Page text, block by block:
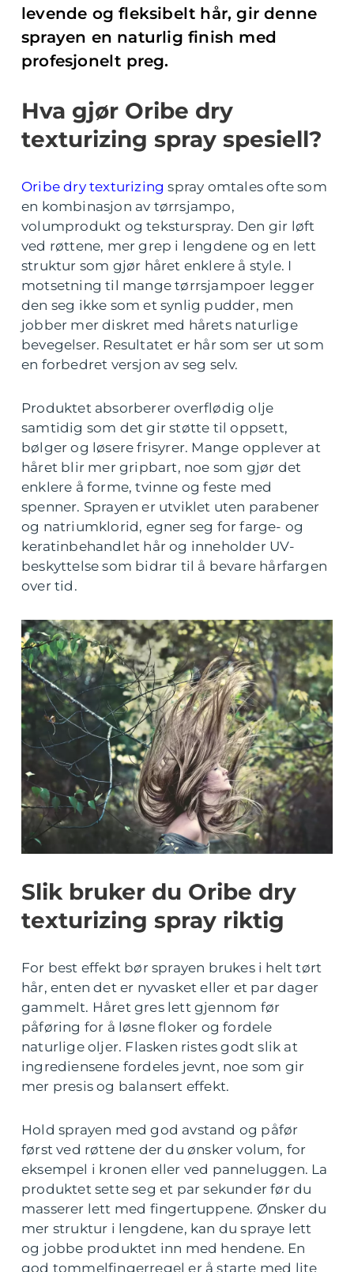
levende og fleksibelt hår, gir denne
sprayen en naturlig finish med
profesjonelt preg.
Hva gjør Oribe dry
texturizing spray spesiell?
Oribe dry texturizing spray omtales ofte som
en kombinasjon av tørrsjampo,
volumprodukt og teksturspray. Den gir løft
ved røttene, mer grep i lengdene og en lett
struktur som gjør håret enklere å style. I
motsetning til mange tørrsjampoer legger
den seg ikke som et synlig pudder, men
jobber mer diskret med hårets naturlige
bevegelser. Resultatet er hår som ser ut som
en forbedret versjon av seg selv.
Produktet absorberer overflødig olje
samtidig som det gir støtte til oppsett,
bølger og løsere frisyrer. Mange opplever at
håret blir mer gripbart, noe som gjør det
enklere å forme, tvinne og feste med
spenner. Sprayen er utviklet uten parabener
og natriumklorid, egner seg for farge- og
keratinbehandlet hår og inneholder UV-
beskyttelse som bidrar til å bevare hårfargen
over tid.
Slik bruker du Oribe dry
texturizing spray riktig
For best effekt bør sprayen brukes i helt tørt
hår, enten det er nyvasket eller et par dager
gammelt. Håret gres lett gjennom før
påføring for å løsne floker og fordele
naturlige oljer. Flasken ristes godt slik at
ingrediensene fordeles jevnt, noe som gir
mer presis og balansert effekt.
Hold sprayen med god avstand og påfør
først ved røttene der du ønsker volum, for
eksempel i kronen eller ved panneluggen. La
produktet sette seg et par sekunder før du
masserer lett med fingertuppene. Ønsker du
mer struktur i lengdene, kan du spraye lett
og jobbe produktet inn med hendene. En
god tommelfingerregel er å starte med lite